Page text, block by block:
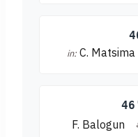
in: C. Matsima
F. Balogun